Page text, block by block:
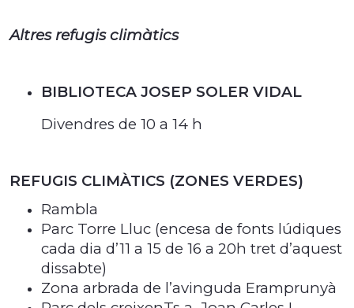
Altres refugis climàtics
BIBLIOTECA JOSEP SOLER VIDAL
Divendres de 10 a 14 h
REFUGIS CLIMÀTICS (ZONES VERDES)
Rambla
Parc Torre Lluc (encesa de fonts lúdiques
cada dia d’11 a 15 de 16 a 20h tret d’aquest
dissabte)
Zona arbrada de l’avinguda Eramprunyà